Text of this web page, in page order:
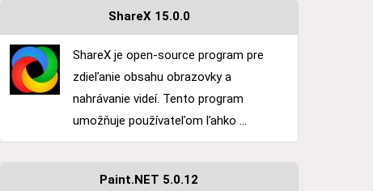
ShareX 15.0.0
ShareX je open-source program pre
zdieľanie obsahu obrazovky a
nahrávanie videí. Tento program
umožňuje používateľom ľahko ...
Paint.NET 5.0.12